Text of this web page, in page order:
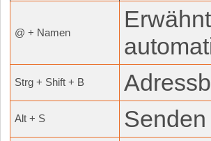
@ + Namen
Strg + Shift + B
Alt + S Senden